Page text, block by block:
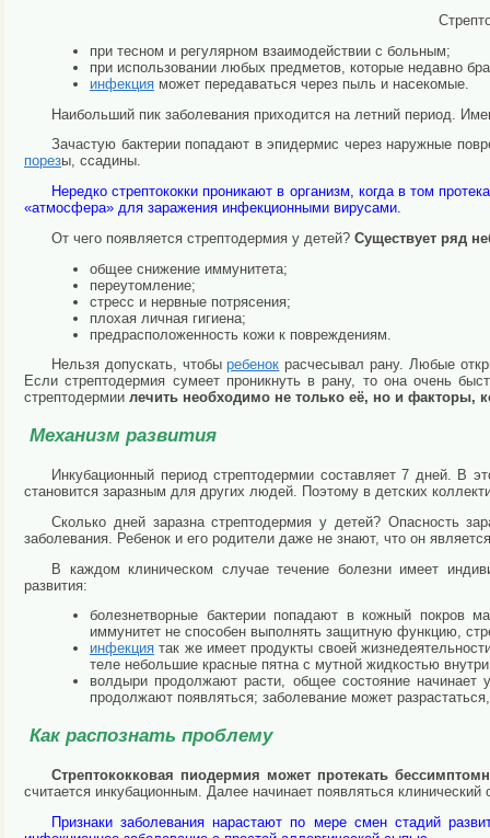
при тесном и регулярном взаимодействии с больным;
при использовании любых предметов, которые недавно
инфекция может передаваться через пыль и насекомые.
Наибольший пик заболевания приходится на летний период.
Зачастую бактерии попадают в эпидермис через наружные
порезы, ссадины.
Нередко стрептококки проникают в организм, когда в том
«атмосфера» для заражения инфекционными вирусами.
От чего появляется стрептодермия у детей? Существует ряд
общее снижение иммунитета;
переутомление;
стресс и нервные потрясения;
плохая личная гигиена;
предрасположенность кожи к повреждениям.
Нельзя допускать, чтобыребенок расчесывал рану. Любые
Если стрептодермия сумеет проникнуть в рану, то она очень
стрептодермии лечить необходимо не только её, но и факторы,
Механизм развития
Инкубационный период стрептодермии составляет 7 дней. В
становится заразным для других людей. Поэтому в детских
Сколько дней заразна стрептодермия у детей? Опасность
заболевания. Ребенок и его родители даже не знают, что он
В каждом клиническом случае течение болезни имеет
развития:
болезнетворные бактерии попадают в кожный покров
иммунитет не способен выполнять защитную функцию,
инфекция так же имеет продукты своей
теле небольшие красные пятна с мутной жидкостью
волдыри продолжают расти, общее состояние
продолжают появляться; заболевание может
Как распознать проблему
Стрептококковая пиодермия может протекать
считается инкубационным. Далее начинает появляться
Признаки заболевания нарастают по мере смен стадий